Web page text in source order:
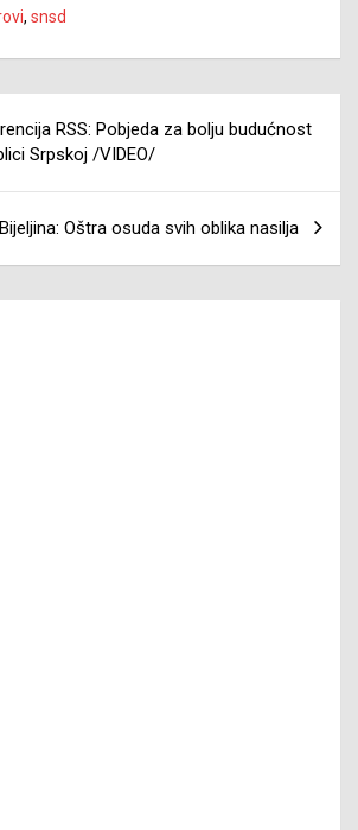
, snsd
RSS: Pobjeda za bolju budućnost
Srpskoj /VIDEO/
Oštra osuda svih oblika nasilja